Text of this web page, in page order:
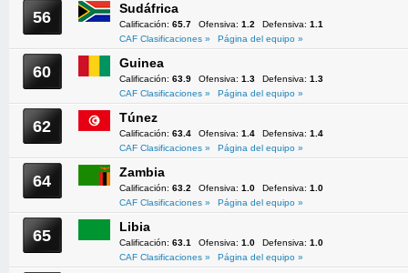
56 Sudáfrica
Calificación: 65.7 Ofensiva: 1.2 Defensiva: 1.1
CAF Clasificaciones »
Página del equipo »
60 Guinea
Calificación: 63.9 Ofensiva: 1.3 Defensiva: 1.3
CAF Clasificaciones »
Página del equipo »
62 Túnez
Calificación: 63.4 Ofensiva: 1.4 Defensiva: 1.4
CAF Clasificaciones »
Página del equipo »
64 Zambia
Calificación: 63.2 Ofensiva: 1.0 Defensiva: 1.0
CAF Clasificaciones »
Página del equipo »
65 Libia
Calificación: 63.1 Ofensiva: 1.0 Defensiva: 1.0
CAF Clasificaciones »
Página del equipo »